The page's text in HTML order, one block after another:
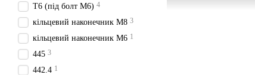
Т6 (під болт М6) 4
кільцевий наконечник М8 3
кільцевий наконечник М6 1
445 3
442.4 1